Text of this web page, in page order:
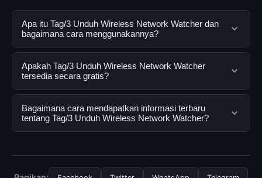
Apa itu Tag/3 Unduh Wireless Network Watcher dan
bagaimana cara menggunakannya?
Tag/3 Unduh Wireless Network Watcher adalah
layanan digital yang dirancang untuk membantu
pengguna mendapatkan informasi lengkap dan
terpercaya. Anda dapat menggunakannya dengan
mengunjungi situs resmi dan mengikuti panduan yang
tersedia.
Apakah Tag/3 Unduh Wireless Network Watcher
tersedia secara gratis?
Ya, Tag/3 Unduh Wireless Network Watcher dapat
diakses secara gratis oleh semua pengguna. Tidak ada
biaya tersembunyi atau langganan yang diperlukan
Bagaimana cara mendapatkan informasi terbaru
tentang Tag/3 Unduh Wireless Network Watcher?
mengunjungi halaman resmi kami secara berkala. Kami